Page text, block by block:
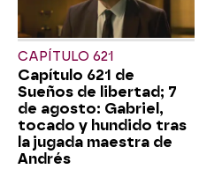
CAPÍTULO 621
Capítulo 621 de
Sueños de libertad; 7
de agosto: Gabriel,
tocado y hundido tras
la jugada maestra de
Andrés